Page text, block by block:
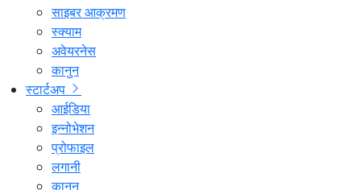
साइबर आक्रमण
स्क्याम
अवेयरनेस
कानुन
स्टार्टअप
आईडिया
इन्नोभेशन
प्रोफाइल
लगानी
कानुन